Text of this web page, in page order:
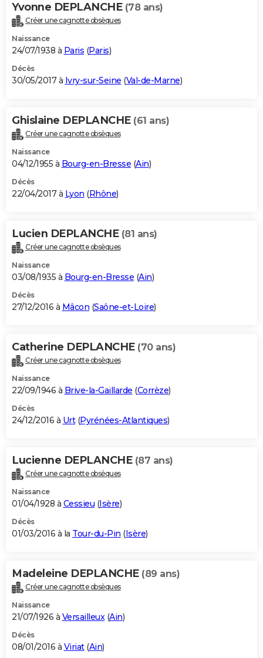
Yvonne DEPLANCHE (78 ans)
Créer une cagnotte obsèques
Naissance
24/07/1938 à Paris (Paris)
Décès
30/05/2017 à Ivry-sur-Seine (Val-de-Marne)
Ghislaine DEPLANCHE (61 ans)
Créer une cagnotte obsèques
Naissance
04/12/1955 à Bourg-en-Bresse (Ain)
Décès
22/04/2017 à Lyon (Rhône)
Lucien DEPLANCHE (81 ans)
Créer une cagnotte obsèques
Naissance
03/08/1935 à Bourg-en-Bresse (Ain)
Décès
27/12/2016 à Mâcon (Saône-et-Loire)
Catherine DEPLANCHE (70 ans)
Créer une cagnotte obsèques
Naissance
22/09/1946 à Brive-la-Gaillarde (Corrèze)
Décès
24/12/2016 à Urt(Pyrénées-Atlantiques)
Lucienne DEPLANCHE (87 ans)
Créer une cagnotte obsèques
Naissance
01/04/1928 à Cessieu (Isère)
Décès
01/03/2016 à la Tour-du-Pin (Isère)
Madeleine DEPLANCHE (89 ans)
Créer une cagnotte obsèques
Naissance
21/07/1926 à Versailleux (Ain)
Décès
08/01/2016 à Viriat(Ain)